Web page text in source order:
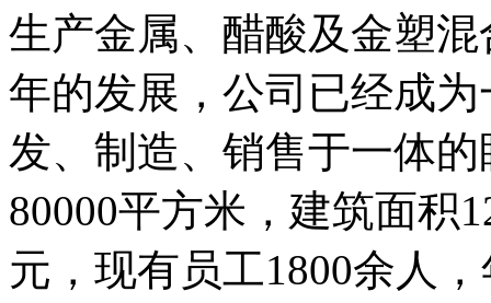
生产金属、醋酸及金塑
年的发展，公司已经成
发、制造、销售于一体
80000平方米，建筑面积
元，现有员工1800余人